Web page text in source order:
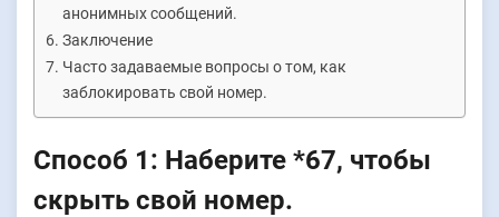
анонимных сообщений.
Заключение
Часто задаваемые вопросы о том, как
заблокировать свой номер.
Способ 1: Наберите *67, чтобы
скрыть свой номер.